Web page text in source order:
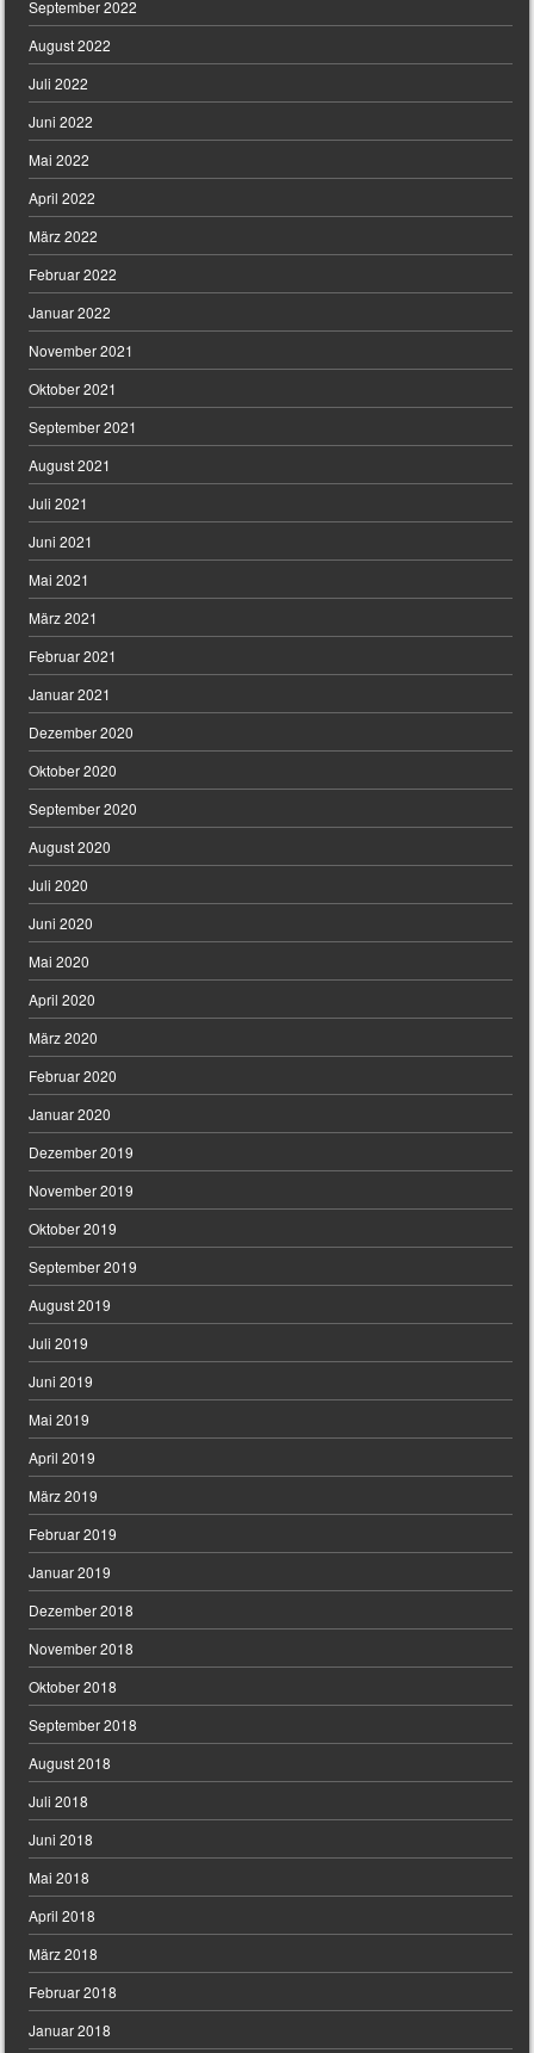
September 2022
August 2022
Juli 2022
Juni 2022
Mai 2022
April 2022
März 2022
Februar 2022
Januar 2022
November 2021
Oktober 2021
September 2021
August 2021
Juli 2021
Juni 2021
Mai 2021
März 2021
Februar 2021
Januar 2021
Dezember 2020
Oktober 2020
September 2020
August 2020
Juli 2020
Juni 2020
Mai 2020
April 2020
März 2020
Februar 2020
Januar 2020
Dezember 2019
November 2019
Oktober 2019
September 2019
August 2019
Juli 2019
Juni 2019
Mai 2019
April 2019
März 2019
Februar 2019
Januar 2019
Dezember 2018
November 2018
Oktober 2018
September 2018
August 2018
Juli 2018
Juni 2018
Mai 2018
April 2018
März 2018
Februar 2018
Januar 2018